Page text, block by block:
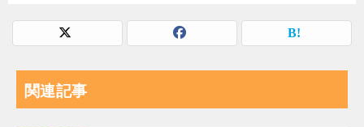
関連記事